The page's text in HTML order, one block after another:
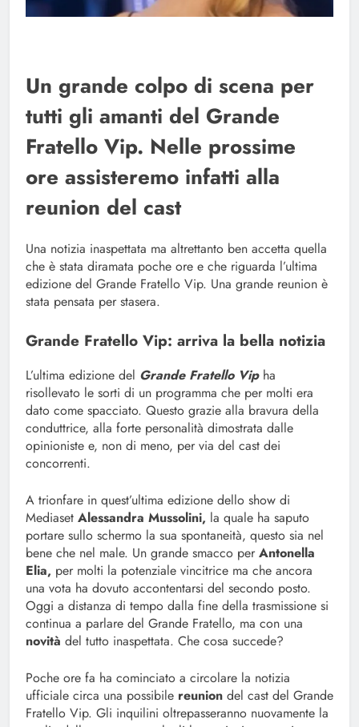
Un grande colpo di scena per
tutti gli amanti del Grande
Fratello Vip. Nelle prossime
ore assisteremo infatti alla
reunion del cast
Una notizia inaspettata ma altrettanto ben accetta quella
che è stata diramata poche ore e che riguarda l’ultima
edizione del Grande Fratello Vip. Una grande reunion è
stata pensata per stasera.
Grande Fratello Vip: arriva la bella notizia
L’ultima edizione del Grande Fratello Vip ha
risollevato le sorti di un programma che per molti era
dato come spacciato. Questo grazie alla bravura della
conduttrice, alla forte personalità dimostrata dalle
opinioniste e, non di meno, per via del cast dei
concorrenti.
A trionfare in quest’ultima edizione dello show di
Mediaset Alessandra Mussolini, la quale ha saputo
portare sullo schermo la sua spontaneità, questo sia nel
bene che nel male. Un grande smacco per Antonella
Elia, per molti la potenziale vincitrice ma che ancora
una vota ha dovuto accontentarsi del secondo posto.
Oggi a distanza di tempo dalla fine della trasmissione si
continua a parlare del Grande Fratello, ma con una
novità del tutto inaspettata. Che cosa succede?
Poche ore fa ha cominciato a circolare la notizia
ufficiale circa una possibile reunion del cast del Grande
Fratello Vip. Gli inquilini oltrepasseranno nuovamente la